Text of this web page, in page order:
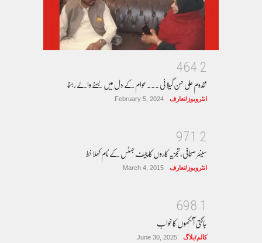
2
4
6
4
مخدوم علی حسن گیلانی ۔۔۔عوام کے دل میں بسنے والے رہنما
انٹرویوز/تعارف February 5, 2024
2
1
7
9
سینئر صحافی، تجزیہ کاروں کا چیف جسٹس کے نام کھلا خط
انٹرویوز/تعارف March 4, 2015
1
8
9
6
جاگتی آنکھوں کا خواب
کالم/بلاگ June 30, 2025